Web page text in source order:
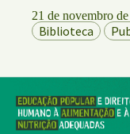
21 de novembro
Biblioteca